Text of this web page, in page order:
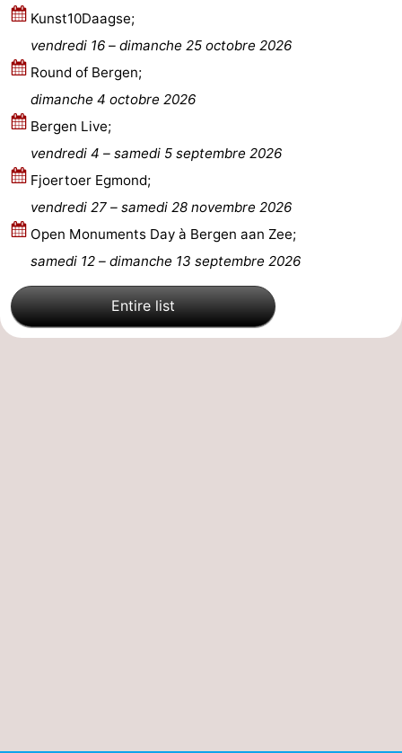
Schoorlse
Duinen
Bergen
-
Alkmaar
-
Egmond
aan
Zee
Noordhollands
duinreservaat
Wijk
aan
Zee
-
Nature
Zuid-
Kennermerland
-
Amsterdam
Haarlem
-
Zandvoort
Hollande-
Kunst10Daagse;
vendredi 16 – dimanche 25 octobre 2026
Round of Bergen;
dimanche 4 octobre 2026
Bergen Live;
vendredi 4 –
samedi 5 septembre 2026
Fjoertoer Egmond;
vendredi 27 – samedi 28 novembre 2026
Open Monuments Day à Bergen aan Zee;
samedi 12 – dimanche 13 septembre 2026
Entire list